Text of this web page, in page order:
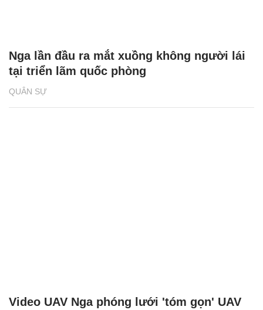
QUÂN SỰ
Nga lần đầu ra mắt xuồng không người lái
tại triển lãm quốc phòng
Video UAV Nga phóng lưới 'tóm gọn' UAV